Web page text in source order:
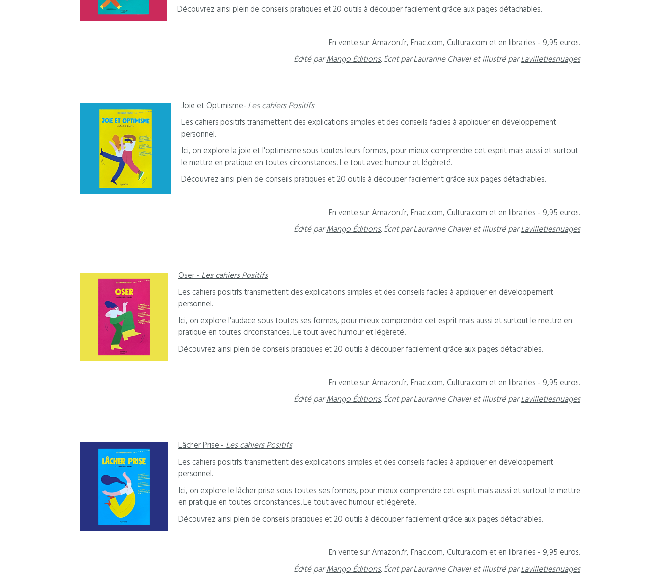
Découvrez ainsi plein de conseils pratiques et 20 outils à découper facilement grâce aux pages détachables.
En vente sur Amazon.fr, Fnac.com, Cultura.com et en librairies - 9,95 euros.
Édité parMango Éditions. Écrit par Lauranne Chavel et illustré parLavilletlesnuages
Joie et Optimisme-Les cahiers Positifs
Les cahiers positifs transmettent des explications simples et des conseils faciles à appliquer en développement
personnel.
Ici, on explore la joie et l'optimisme sous toutes leurs formes, pour mieux comprendre cet esprit mais aussi et surtout
le mettre en pratique en toutes circonstances. Le tout avec humour et légèreté.
Découvrez ainsi plein de conseils pratiques et 20 outils à découper facilement grâce aux pages détachables.
En vente sur Amazon.fr, Fnac.com, Cultura.com et en librairies - 9,95 euros.
Édité parMango Éditions. Écrit par Lauranne Chavel et illustré parLavilletlesnuages
Oser -Les cahiers Positifs
Les cahiers positifs transmettent des explications simples et des conseils faciles à appliquer en développement
personnel.
Ici, on explore l'audace sous toutes ses formes, pour mieux comprendre cet esprit mais aussi et surtout le mettre en
pratique en toutes circonstances. Le tout avec humour et légèreté.
Découvrez ainsi plein de conseils pratiques et 20 outils à découper facilement grâce aux pages détachables.
En vente sur Amazon.fr, Fnac.com, Cultura.com et en librairies - 9,95 euros.
Édité parMango Éditions. Écrit par Lauranne Chavel et illustré parLavilletlesnuages
Lâcher Prise -Les cahiers Positifs
Les cahiers positifs transmettent des explications simples et des conseils faciles à appliquer en développement
personnel.
Ici, on explore le lâcher prise sous toutes ses formes, pour mieux comprendre cet esprit mais aussi et surtout le mettre
en pratique en toutes circonstances. Le tout avec humour et légèreté.
Découvrez ainsi plein de conseils pratiques et 20 outils à découper facilement grâce aux pages détachables.
En vente sur Amazon.fr, Fnac.com, Cultura.com et en librairies - 9,95 euros.
Édité parMango Éditions. Écrit par Lauranne Chavel et illustré parLavilletlesnuages